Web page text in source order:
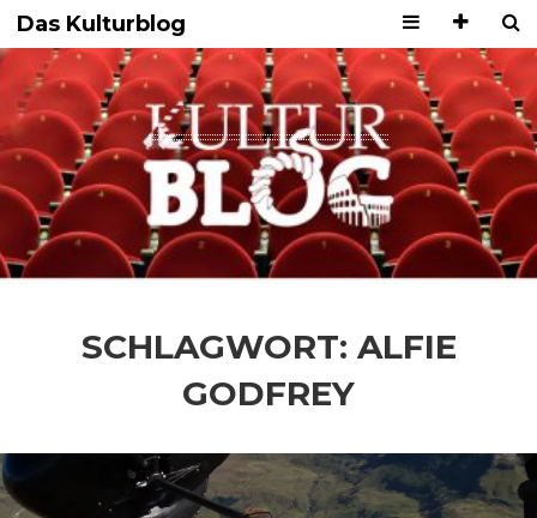
Das Kulturblog
SCHLAGWORT: ALFIE
GODFREY